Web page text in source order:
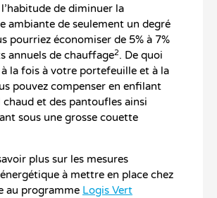
de diminuer la
ambiante de seulement un degré
pourriez économiser de 5% à 7%
annuels de chauffage2. De quoi
la fois à votre portefeuille et à la
pouvez compenser en enfilant
chaud et des pantoufles ainsi
sous une grosse couette
plus sur les mesures
à mettre en place chez
au programme Logis Vert